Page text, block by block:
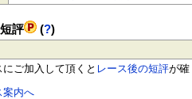
評 (?)
ご加入して頂くと レース後の短評が確
案内へ